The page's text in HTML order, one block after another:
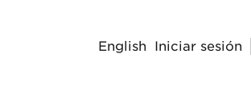
English Iniciar sesión